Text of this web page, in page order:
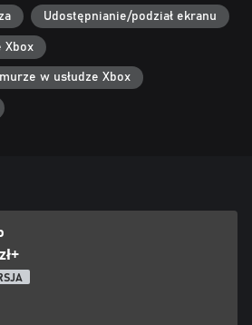
Udostępnianie/podział ekranu
Xbox
w usłudze Xbox